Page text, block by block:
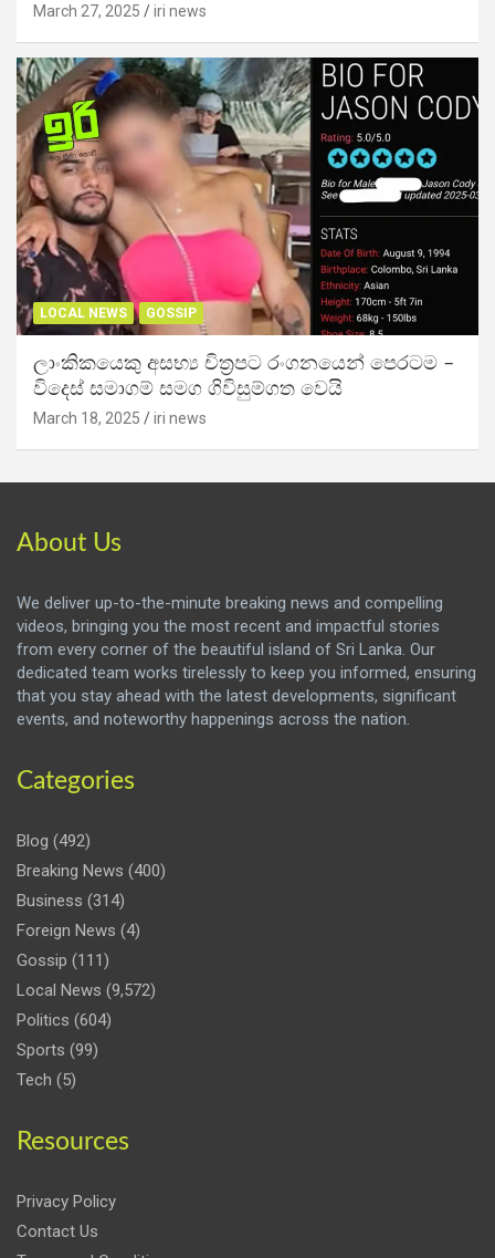
March 27, 2025 iri news
LOCAL NEWS GOSSIP
ලාංකිකයෙකු අසභ්‍ය චිත්‍රපට රංගනයෙන් පෙරටම –
විදෙස් සමාගම් සමග ගිවිසුම්ගත වෙයි
March 18, 2025 iri news
About Us
We deliver up-to-the-minute breaking news and compelling
videos, bringing you the most recent and impactful stories
from every corner of the beautiful island of Sri Lanka. Our
dedicated team works tirelessly to keep you informed, ensuring
that you stay ahead with the latest developments, significant
events, and noteworthy happenings across the nation.
Categories
Blog (492)
Breaking News (400)
Business (314)
Foreign News (4)
Gossip (111)
Local News (9,572)
Politics (604)
Sports (99)
Tech (5)
Resources
Privacy Policy
Contact Us